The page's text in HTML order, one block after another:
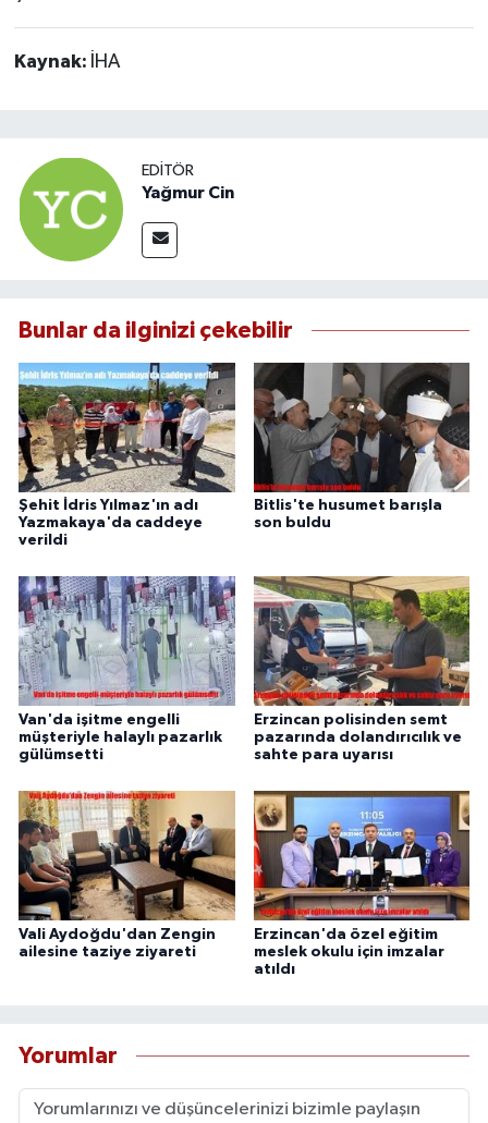
Kaynak: İHA
EDITÖR
Yağmur Cin
Bunlar da ilginizi çekebilir
Şehit İdris Yılmaz'ın adı
Yazmakaya'da caddeye
verildi
Bitlis'te husumet barışla
son buldu
Van'da işitme engelli
müşteriyle halaylı pazarlık
gülümsetti
Erzincan polisinden semt
pazarında dolandırıcılık ve
sahte para uyarısı
Vali Aydoğdu'dan Zengin
ailesine taziye ziyareti
Erzincan'da özel eğitim
meslek okulu için imzalar
atıldı
Yorumlar